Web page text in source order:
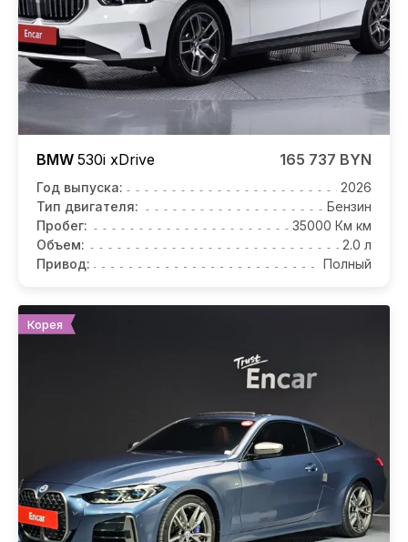
BMW 530i xDrive 165 737 BYN
Год выпуска:
2026
Тип двигателя:
Бензин
Пробег:
35000 Км км
Объем:
2.0 л
Привод:
Полный
Корея